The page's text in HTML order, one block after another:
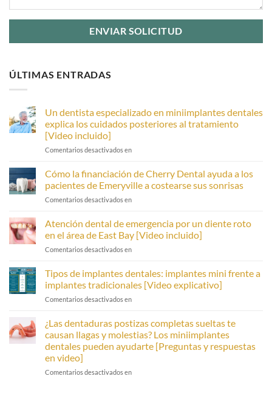
ÚLTIMAS ENTRADAS
Un dentista especializado en miniimplantes dentales
explica los cuidados posteriores al tratamiento
[Video incluido]
Comentarios desactivados enSobre
miniimplantes
dentales:
un
dentista
los
cuidados
posteriores
al
[Video
incluido]
Cómo la financiación de Cherry Dental ayuda a los
pacientes de Emeryville a costearse sus sonrisas
Comentarios desactivados enCómo
de
Cherry
Dental
a
los
pacientes
de
a
costear
sus
Atención dental de emergencia por un diente roto
en el área de East Bay [Video incluido]
Comentarios desactivados enSobre
atención
dental
de
emergencia
caso
de
un
diente
en
Tipos de implantes dentales: implantes mini frente a
implantes tradicionales [Video explicativo]
Comentarios desactivados enSobre
tipos
de
implantes
dentales:
mini
¿Las dentaduras postizas completas sueltas te
causan llagas y molestias? Los miniimplantes
dentales pueden ayudarte [Preguntas y respuestas
en video]
Comentarios desactivados en¿Tú